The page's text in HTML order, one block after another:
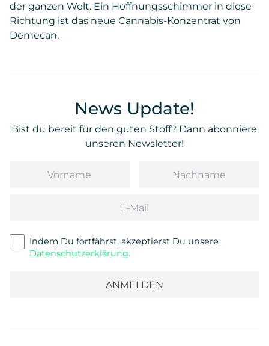
der ganzen Welt. Ein Hoffnungsschimmer in diese
Richtung ist das neue Cannabis-Konzentrat von
Demecan.
News Update!
Bist du bereit für den guten Stoff? Dann abonniere
unseren Newsletter!
Indem Du fortfährst, akzeptierst Du unsere
Datenschutzerklärung.